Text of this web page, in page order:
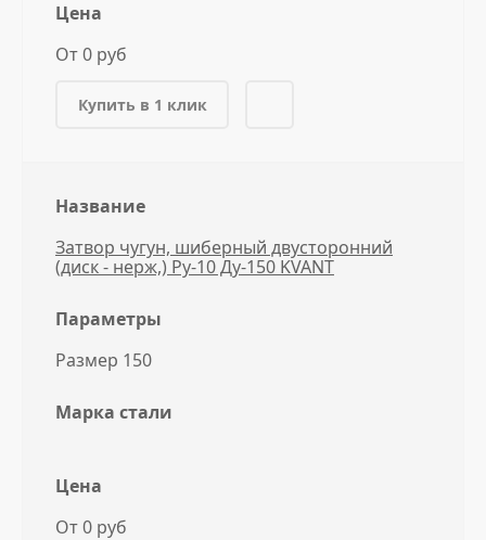
Цена
От 0 руб
Купить в 1 клик
Название
Затвор чугун, шиберный двусторонний
(диск - нерж,) Ру-10 Ду-150 KVANT
Параметры
Размер 150
Марка стали
Цена
От 0 руб